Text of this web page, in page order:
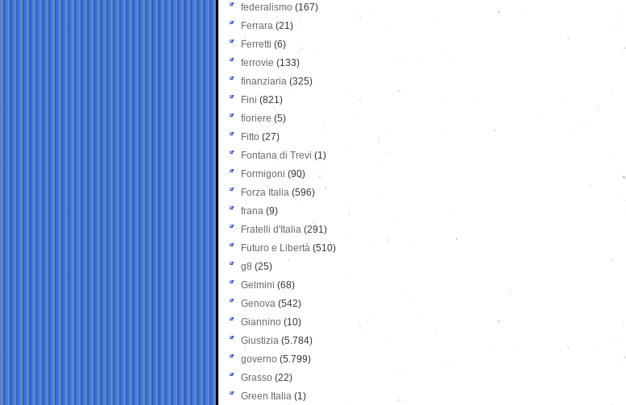
federalismo (167)
Ferrara (21)
Ferretti (6)
ferrovie (133)
finanziaria (325)
Fini (821)
fioriere (5)
Fitto (27)
Fontana di Trevi (1)
Formigoni (90)
Forza Italia (596)
frana (9)
Fratelli d'Italia (291)
Futuro e Libertà (510)
g8 (25)
Gelmini (68)
Genova (542)
Giannino (10)
Giustizia (5.784)
governo (5.799)
Grasso (22)
Green Italia (1)